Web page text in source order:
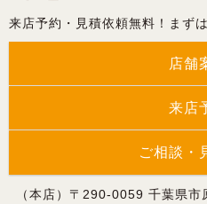
来店予約・見積依頼無料！まず
店舗
来店
ご相談・
（本店）〒290-0059 千葉県